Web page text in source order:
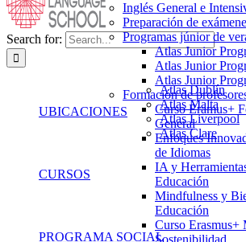
Search for:
UBICACIONES
Atlas Dublín
Atlas Malta
Atlas Liverpool
Atlas Clare
CURSOS
Inglés General e
Preparación de
Programas júnior de
Atlas Junior
Atlas Junior
Atlas Junior
Formación de
Curso Eramus+
General
Enfoques
de Idiomas
IA y
Educación
Mindfulness y
Educación
Curso Erasmus+
Sostenibilidad
PROGRAMA SOCIAL